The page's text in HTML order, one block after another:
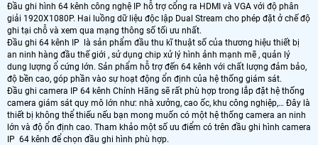
Đầu ghi hình 64 kênh công nghệ IP hỗ trợ cổng ra HDMI và VGA với độ phân
giải 1920X1080P. Hai luồng dữ liệu độc lập Dual Stream cho phép đặt ở chế độ
ghi tại chỗ và xem qua mạng thông số tối ưu nhất.
Đầu ghi 64 kênh IP là sản phẩm đầu thu kĩ thuật số của thương hiệu thiết bị
an ninh hàng đầu thế giới , sử dụng chip xử lý hình ảnh mạnh mẽ , quản lý
dung lượng ổ cứng lớn. Sản phẩm hỗ trợ đến 64 kênh với chất lượng đảm bảo,
độ bền cao, góp phần vào sự hoạt động ổn định của hệ thống giám sát.
Đầu ghi camera IP 64 kênh Chính Hãng sẽ rất phù hợp trong lắp đặt hệ thống
camera giám sát quy mô lớn như: nhà xưởng, cao ốc, khu công nghiệp,… Đây là
thiết bị không thể thiếu nếu bạn mong muốn có một hệ thống camera an ninh
lớn và độ ổn định cao. Tham khảo một số ưu điểm có trên đầu ghi hình camera
IP 64 kênh để chọn đầu ghi hình phù hợp.